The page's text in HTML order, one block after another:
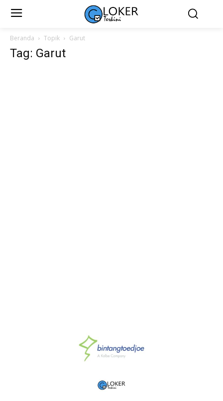
Beranda Topik Garut
Tag: Garut